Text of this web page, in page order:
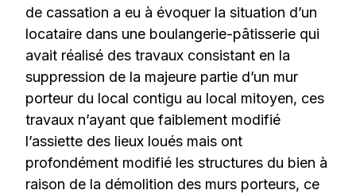
de cassation a eu à évoquer la situation d’un
locataire dans une boulangerie-pâtisserie qui
avait réalisé des travaux consistant en la
suppression de la majeure partie d’un mur
porteur du local contigu au local mitoyen, ces
travaux n’ayant que faiblement modifié
l’assiette des lieux loués mais ont
profondément modifié les structures du bien à
raison de la démolition des murs porteurs, ce